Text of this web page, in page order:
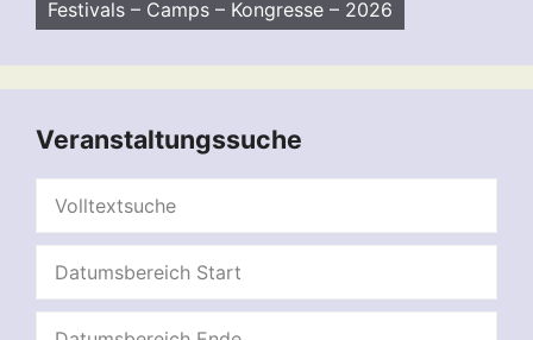
Festivals – Camps – Kongresse – 2026
Veranstaltungssuche